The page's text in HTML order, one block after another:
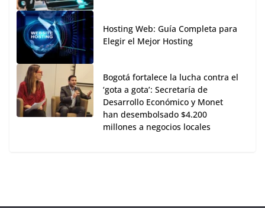
Hosting Web: Guía Completa para
Elegir el Mejor Hosting
Bogotá fortalece la lucha contra el
‘gota a gota’: Secretaría de
Desarrollo Económico y Monet
han desembolsado $4.200
millones a negocios locales